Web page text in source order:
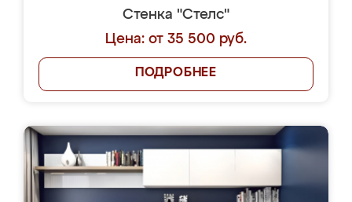
Стенка "Стелс"
Цена: от 35 500 руб.
ПОДРОБНЕЕ